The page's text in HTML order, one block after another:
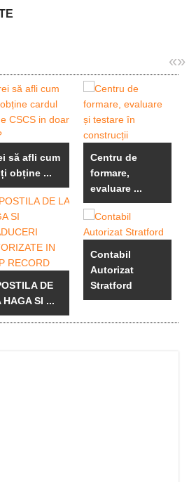
«»
să afli cum
obține ...
DE
HAGA SI ...
Centru de
formare,
evaluare ...
Contabil
Autorizat
Stratford